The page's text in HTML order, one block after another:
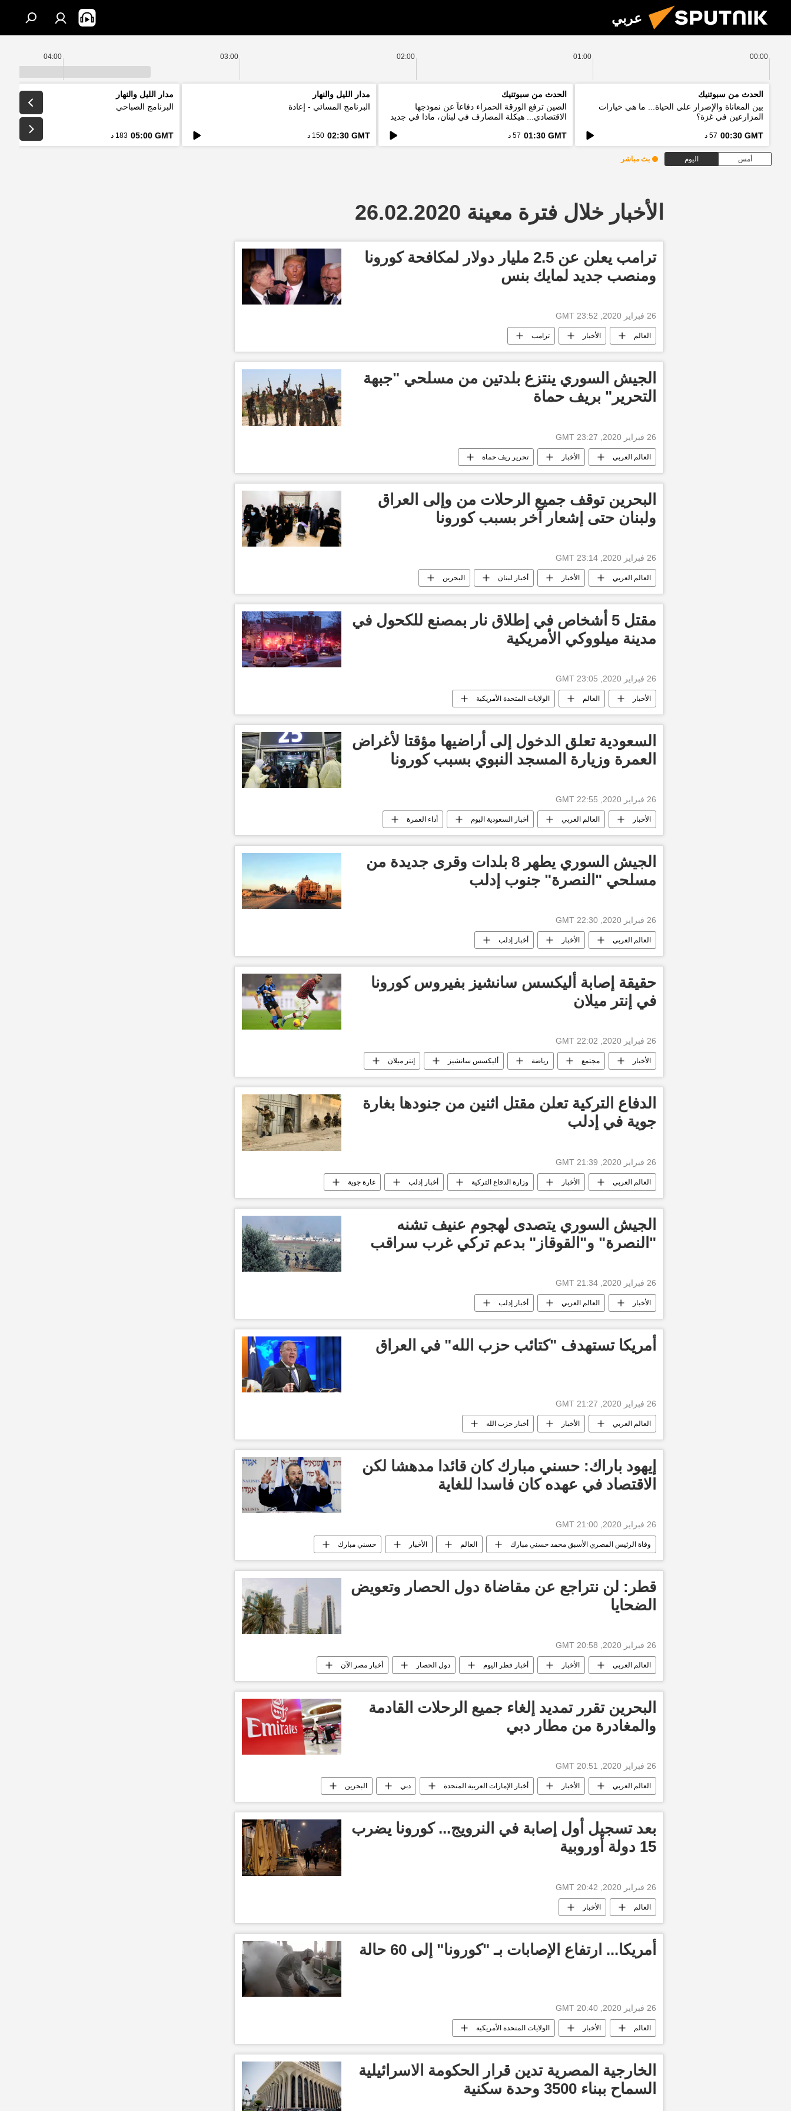
عربي
00:00
01:00
02:00
03:00
04:00
الحدث من سبوتنيك
بين المعاناة والإصرار على الحياة... ما هي خيارات
المزارعين في غزة؟
00:30 GMT 57 د
الحدث من سبوتنيك
الصين ترفع الورقة الحمراء دفاعاً عن نموذجها
الاقتصادي... هيكلة المصارف في لبنان، ماذا في جديد
01:30 GMT 57 د
مدار الليل والنهار
البرنامج المسائي - إعادة
02:30 GMT 150 د
مدار الليل والنهار
البرنامج الصباحي
05:00 GMT 183 د
أمس اليوم بث مباشر
الأخبار خلال فترة معينة 26.02.2020
ترامب يعلن عن 2.5 مليار دولار لمكافحة كورونا
ومنصب جديد لمايك بنس
26 فبراير 2020, 23:52 GMT
العالم الأخبار ترامب
الجيش السوري ينتزع بلدتين من مسلحي "جبهة
التحرير" بريف حماة
26 فبراير 2020, 23:27 GMT
العالم العربي الأخبار تحرير ريف حماة
البحرين توقف جميع الرحلات من وإلى العراق
ولبنان حتى إشعار آخر بسبب كورونا
26 فبراير 2020, 23:14 GMT
العالم العربي الأخبار أخبار لبنان البحرين
مقتل 5 أشخاص في إطلاق نار بمصنع للكحول في
مدينة ميلووكي الأمريكية
26 فبراير 2020, 23:05 GMT
الأخبار العالم الولايات المتحدة الأمريكية
السعودية تعلق الدخول إلى أراضيها مؤقتا لأغراض
العمرة وزيارة المسجد النبوي بسبب كورونا
26 فبراير 2020, 22:55 GMT
الأخبار العالم العربي أخبار السعودية اليوم أداء العمرة
الجيش السوري يطهر 8 بلدات وقرى جديدة من
مسلحي "النصرة" جنوب إدلب
26 فبراير 2020, 22:30 GMT
العالم العربي الأخبار أخبار إدلب
حقيقة إصابة أليكسس سانشيز بفيروس كورونا
في إنتر ميلان
26 فبراير 2020, 22:02 GMT
الأخبار مجتمع رياضة أليكسس سانشيز إنتر ميلان
الدفاع التركية تعلن مقتل اثنين من جنودها بغارة
جوية في إدلب
26 فبراير 2020, 21:39 GMT
العالم العربي الأخبار وزارة الدفاع التركية أخبار إدلب غارة جوية
أخبار تركيا اليوم
الجيش السوري يتصدى لهجوم عنيف تشنه
"النصرة" و"القوقاز" بدعم تركي غرب سراقب
26 فبراير 2020, 21:34 GMT
الأخبار العالم العربي أخبار إدلب
أمريكا تستهدف "كتائب حزب الله" في العراق
26 فبراير 2020, 21:27 GMT
العالم العربي الأخبار أخبار حزب الله
إيهود باراك: حسني مبارك كان قائدا مدهشا لكن
الاقتصاد في عهده كان فاسدا للغاية
26 فبراير 2020, 21:00 GMT
وفاة الرئيس المصري الأسبق محمد حسني مبارك العالم الأخبار حسني مبارك
قطر: لن نتراجع عن مقاضاة دول الحصار وتعويض
الضحايا
26 فبراير 2020, 20:58 GMT
العالم العربي الأخبار أخبار قطر اليوم دول الحصار أخبار مصر الآن
أخبار السعودية اليوم الإمارت البحرين
البحرين تقرر تمديد إلغاء جميع الرحلات القادمة
والمغادرة من مطار دبي
26 فبراير 2020, 20:51 GMT
العالم العربي الأخبار أخبار الإمارات العربية المتحدة دبي البحرين
بعد تسجيل أول إصابة في النرويج... كورونا يضرب
15 دولة أوروبية
26 فبراير 2020, 20:42 GMT
العالم الأخبار
أمريكا... ارتفاع الإصابات بـ "كورونا" إلى 60 حالة
26 فبراير 2020, 20:40 GMT
العالم الأخبار الولايات المتحدة الأمريكية
الخارجية المصرية تدين قرار الحكومة الاسرائيلية
السماح ببناء 3500 وحدة سكنية